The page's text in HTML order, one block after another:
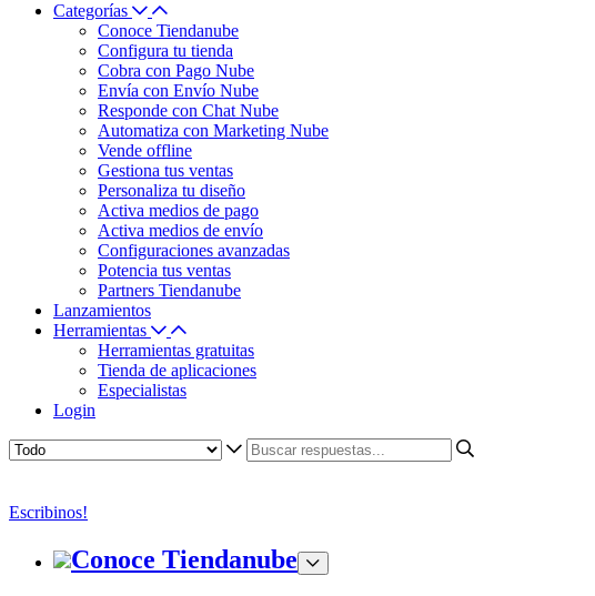
Categorías
Conoce Tiendanube
Configura tu tienda
Cobra con Pago Nube
Envía con Envío Nube
Responde con Chat Nube
Automatiza con Marketing Nube
Vende offline
Gestiona tus ventas
Personaliza tu diseño
Activa medios de pago
Activa medios de envío
Configuraciones avanzadas
Potencia tus ventas
Partners Tiendanube
Lanzamientos
Herramientas
Herramientas gratuitas
Tienda de aplicaciones
Especialistas
Login
Escribinos!
Conoce Tiendanube